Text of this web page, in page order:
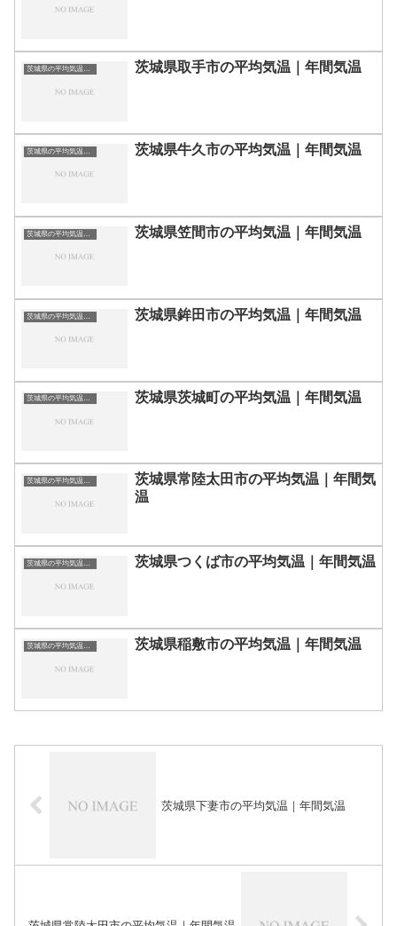
茨城県の平均気温まとめ 茨城県取手市の平均気温｜年間気温
茨城県の平均気温まとめ 茨城県牛久市の平均気温｜年間気温
茨城県笠間市の平均気温｜年間気温
茨城県鉾田市の平均気温｜年間気温
茨城県の平均気温まとめ 茨城県茨城町の平均気温｜年間気温
茨城県の平均気温まとめ
茨城県常陸太田市の平均気温｜年間気
温
茨城県の平均気温まとめ 茨城県つくば市の平均気温｜年間気温
茨城県の平均気温まとめ 茨城県稲敷市の平均気温｜年間気温
茨城県下妻市の平均気温｜年間気温